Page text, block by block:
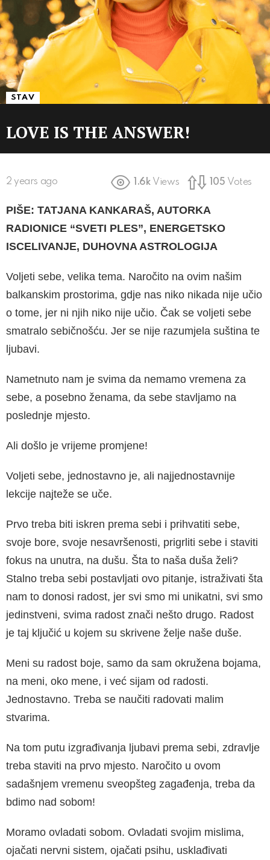
STAV
LOVE IS THE ANSWER!
2 years ago 1.6k Views 105 Votes
PIŠE: TATJANA KANKARAŠ, AUTORKA
RADIONICE “SVETI PLES”, ENERGETSKO
ISCELIVANJE, DUHOVNA ASTROLOGIJA
Voljeti sebe, velika tema. Naročito na ovim našim
balkanskim prostorima, gdje nas niko nikada nije učio
o tome, jer ni njih niko nije učio. Čak se voljeti sebe
smatralo sebičnošću. Jer se nije razumjela suština te
ljubavi.
Nametnuto nam je svima da nemamo vreme­na za
sebe, a posebno ženama, da sebe stavl­jamo na
poslednje mjesto.
Ali došlo je vrijeme promjene!
Voljeti sebe, jednostavno je, ali najjednos­tavnije
lekcije najteže se uče.
Prvo treba biti iskren prema sebi i prihvatiti sebe,
svoje bore, svoje nesavršenosti, prigrliti sebe i staviti
fokus na unutra, na dušu. Šta to naša duša želi?
Stalno treba sebi postavljati ovo pitanje, istraživati šta
nam to donosi ra­dost, jer svi smo mi unikatni, svi smo
jedinst­veni, svima radost znači nešto drugo. Radost
je taj ključić u kojem su skrivene želje naše duše.
Meni su radost boje, samo da sam okružena bojama,
na meni, oko mene, i već sijam od ra­dosti.
Jednostavno. Treba se naučiti radovati malim
stvarima.
Na tom putu izgrađivanja ljubavi prema sebi, zdravlje
treba staviti na prvo mjesto. Naroči­to u ovom
sadašnjem vremenu sveopšteg za­gađenja, treba da
bdimo nad sobom!
Moramo ovladati sobom. Ovladati svojim mis­lima,
ojačati nervni sistem, ojačati psihu, usk­lađivati